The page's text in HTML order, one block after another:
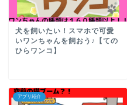
犬を飼いたい！スマホで可愛
いワンちゃんを飼おう♪【ての
ひらワンコ】
アプリ紹介